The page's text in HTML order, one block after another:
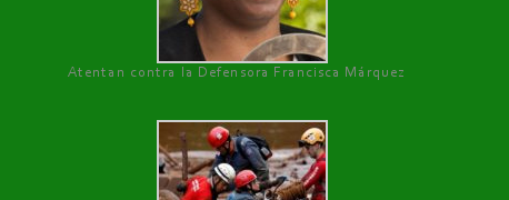
Atentan contra la Defensora Francisca Márquez